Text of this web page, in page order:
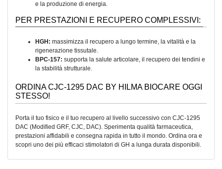
e la produzione di energia.
PER PRESTAZIONI E RECUPERO COMPLESSIVI:
HGH: massimizza il recupero a lungo termine, la vitalità e la
rigenerazione tissutale.
BPC-157: supporta la salute articolare, il recupero dei tendini e
la stabilità strutturale.
ORDINA CJC-1295 DAC BY HILMA BIOCARE OGGI
STESSO!
Porta il tuo fisico e il tuo recupero al livello successivo con CJC-1295
DAC (Modified GRF, CJC, DAC). Sperimenta qualità farmaceutica,
prestazioni affidabili e consegna rapida in tutto il mondo. Ordina ora e
scopri uno dei più efficaci stimolatori di GH a lunga durata disponibili.